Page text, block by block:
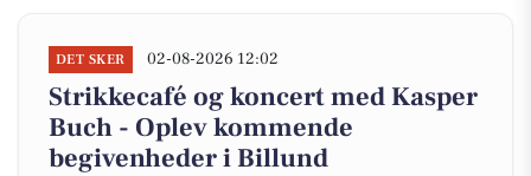
DET SKER 02-08-2026 12:02
Strikkecafé og koncert med Kasper
Buch - Oplev kommende
begivenheder i Billund